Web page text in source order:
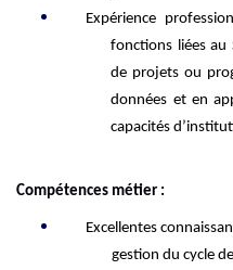
Expérience
fonctions liées au
de projets ou
données et en
capacités
Compétences métier :
Excellentes
gestion du cycle